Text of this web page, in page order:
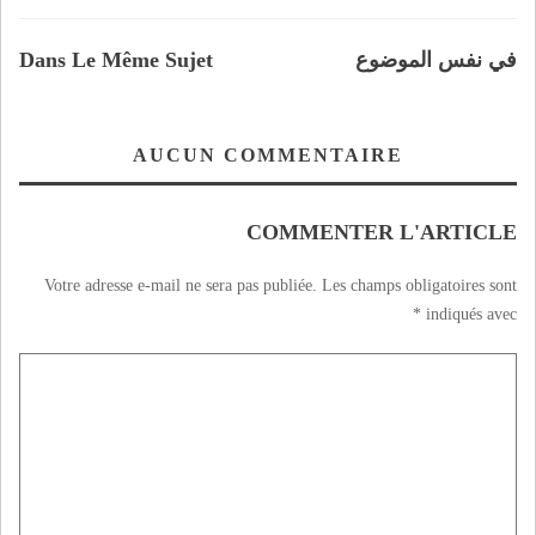
Dans Le Même Sujet في نفس الموضوع
AUCUN COMMENTAIRE
COMMENTER L'ARTICLE
Votre adresse e-mail ne sera pas publiée. Les champs obligatoires sont
indiqués avec
*